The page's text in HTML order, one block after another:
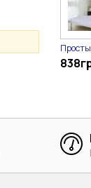
838